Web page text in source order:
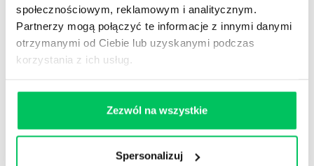
społecznościowym, reklamowym i analitycznym.
Partnerzy mogą połączyć te informacje z innymi danymi
otrzymanymi od Ciebie lub uzyskanymi podczas
korzystania z ich usług.
Zezwól na wszystkie
Spersonalizuj
społecznych, gospodarczych i środowiskowych –
napędzanych przez przyspieszoną globalizację i